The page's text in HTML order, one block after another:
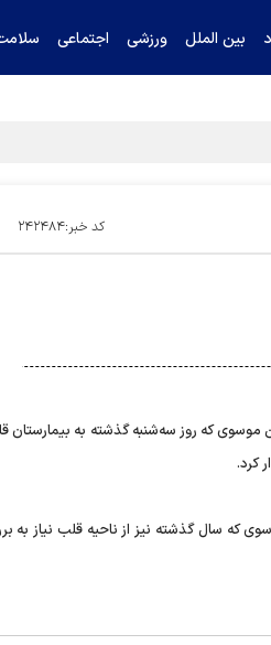
بین الملل ورزشی اجتماعی
کد خبر:۲۴۲۴۸۴
که روز سه‌شنبه گذشته به بیمارستان
کرد.
که سال گذشته نیز از ناحیه قلب نیاز به